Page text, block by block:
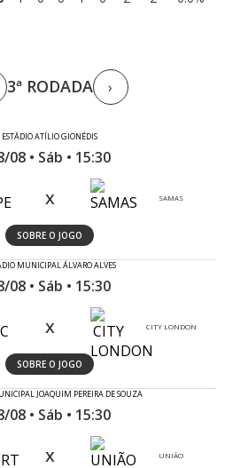
3ª RODADA ›
ESTÁDIO ATÍLIO GIONÉDIS
08 • Sáb • 15:30
x SAMAS
SOBRE O JOGO
MUNICIPAL ÁLVARO ALVES
08 • Sáb • 15:30
x CITY LONDON
SOBRE O JOGO
JOAQUIM PEREIRA DE SOUZA
08 • Sáb • 15:30
x UNIÃO